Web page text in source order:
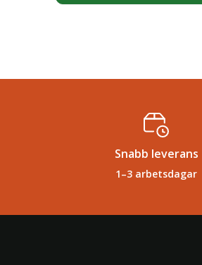
Snabb leverans
1–3 arbetsdagar